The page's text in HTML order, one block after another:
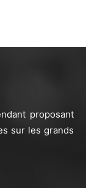
proposant
sur les grands